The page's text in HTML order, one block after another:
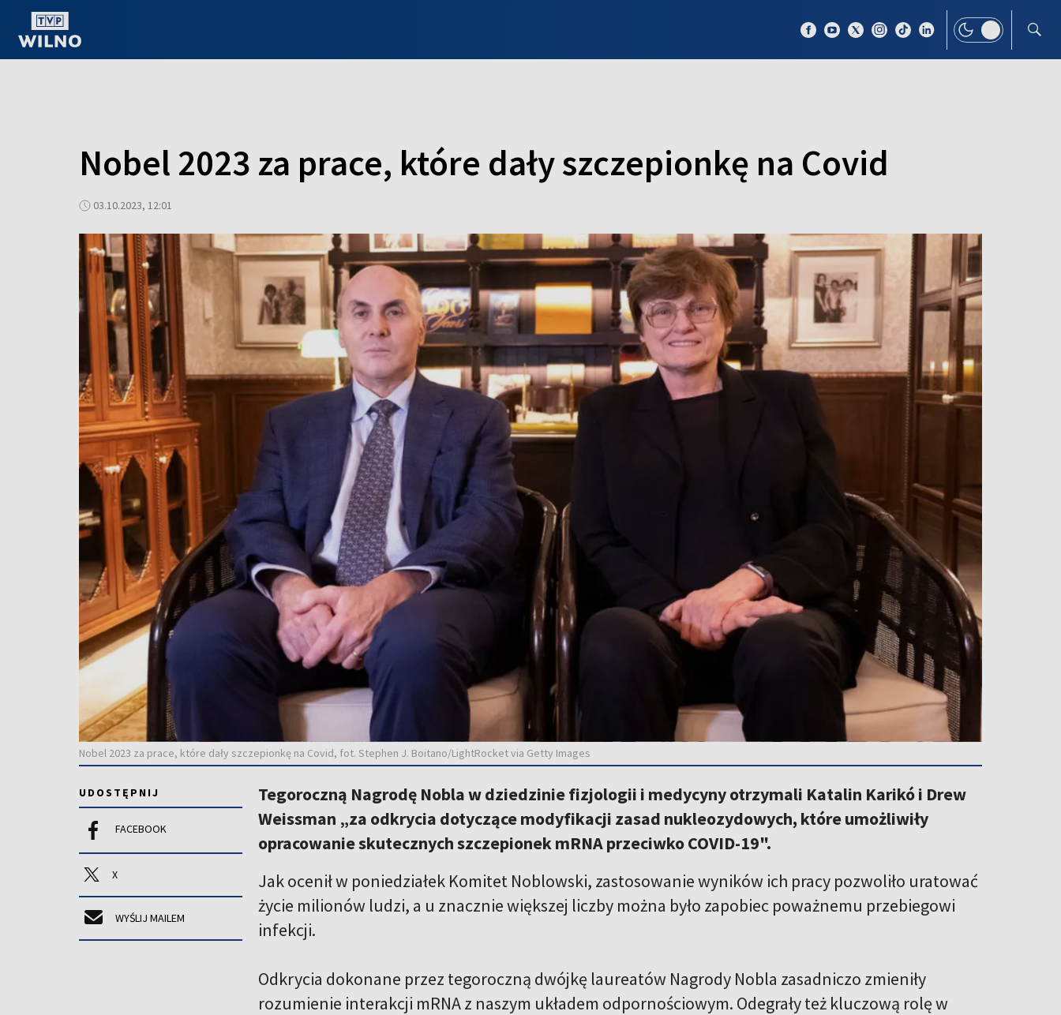
Nobel 2023 za prace, które dały szczepionkę na Covid
03.10.2023, 12:01
Nobel 2023 za prace, które dały szczepionkę na Covid, fot. Stephen J. Boitano/LightRocket via Getty Images
UDOSTĘPNIJ
FACEBOOK
X
WYŚLIJ MAILEM
Tegoroczną Nagrodę Nobla w dziedzinie fizjologii i medycyny otrzymali Katalin Karikó i Drew
Weissman „za odkrycia dotyczące modyfikacji zasad nukleozydowych, które umożliwiły
opracowanie skutecznych szczepionek mRNA przeciwko COVID-19".
Jak ocenił w poniedziałek Komitet Noblowski, zastosowanie wyników ich pracy pozwoliło uratować
życie milionów ludzi, a u znacznie większej liczby można było zapobiec poważnemu przebiegowi
infekcji.
Odkrycia dokonane przez tegoroczną dwójkę laureatów Nagrody Nobla zasadniczo zmieniły
rozumienie interakcji mRNA z naszym układem odpornościowym. Odegrały też kluczową rolę w